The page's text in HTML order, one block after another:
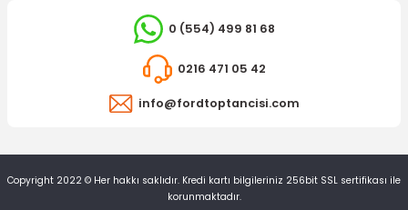
0 (554) 499 81 68
0216 471 05 42
info@fordtoptancisi.com
Copyright 2022 © Her hakkı saklıdır. Kredi kartı bilgileriniz 256bit SSL sertifikası ile
korunmaktadır.